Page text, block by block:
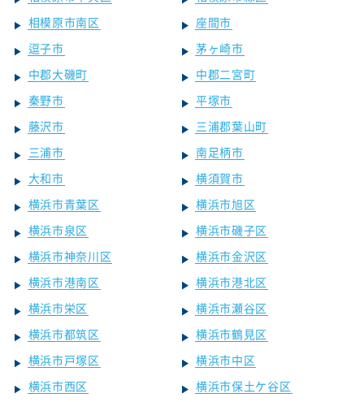
相模原市南区
座間市
逗子市
茅ヶ崎市
中郡大磯町
中郡二宮町
秦野市
平塚市
藤沢市
三浦郡葉山町
三浦市
南足柄市
大和市
横須賀市
横浜市青葉区
横浜市旭区
横浜市泉区
横浜市磯子区
横浜市神奈川区
横浜市金沢区
横浜市港南区
横浜市港北区
横浜市栄区
横浜市瀬谷区
横浜市都筑区
横浜市鶴見区
横浜市戸塚区
横浜市中区
横浜市西区
横浜市保土ケ谷区